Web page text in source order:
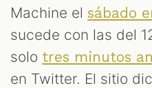
Machine elsábado
sucede con las del
solo tres minutos
en Twitter. El sitio